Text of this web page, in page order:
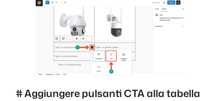
# Aggiungere pulsanti CTA alla tabella